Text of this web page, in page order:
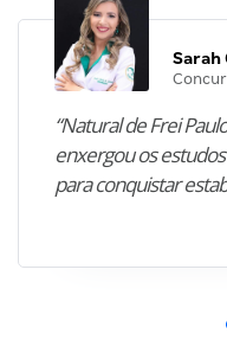
Sarah
“Natural de Frei
enxergou os
para conquistar